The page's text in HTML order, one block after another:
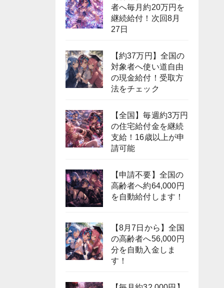
者へ毎月約20万円を
継続給付！次回8月
27日
【約37万円】全国の
対象者へ使い道自由
の現金給付！受取方
法をチェック
【全国】毎週約3万円
の住宅給付金を継続
支給！16歳以上が申
請可能
【申請不要】全国の
高齢者へ約64,000円
を自動給付します！
【8月7日から】全国
の高齢者へ56,000円
分を自動入金しま
す！